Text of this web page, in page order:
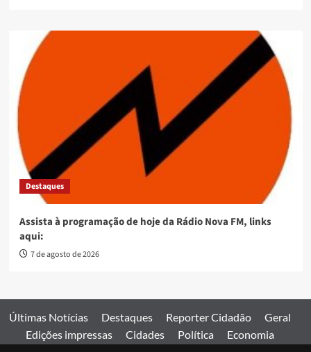
Destaques
Assista à programação de hoje da Rádio Nova FM, links
aqui:
7 de agosto de 2026
Últimas Notícias Destaques Reporter Cidadão
Geral
Edições impressas
Cidades Política
Economia